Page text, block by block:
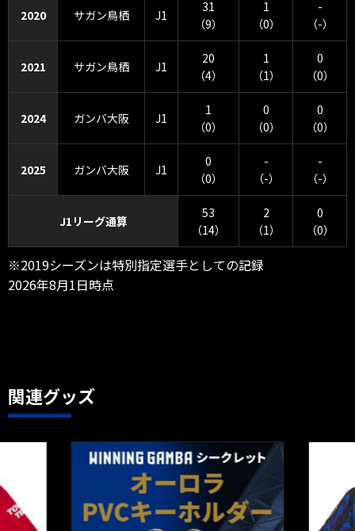
2020 サガン鳥栖 J1
31
（9）
1
（0）
-
（-）
2021 サガン鳥栖 J1
20
（4）
1
（1）
0
（0）
2024 ガンバ大阪 J1
1
（0）
0
（0）
0
（0）
2025 ガンバ大阪 J1
0
（0）
-
（-）
-
（-）
J1リーグ通算
53
（14）
2
（1）
0
（0）
※2019シーズンは特別指定選手としての記録
2026年8月1日時点
関連グッズ